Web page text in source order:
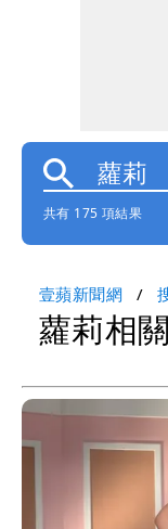
共有 175 項結果
壹蘋新聞網
蘿莉相